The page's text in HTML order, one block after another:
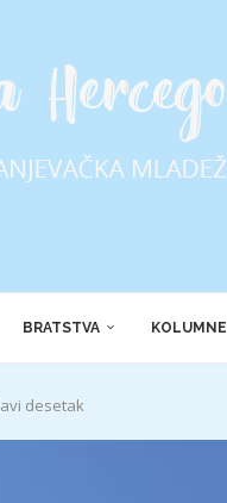
BRATSTVA KOLUMNE
desetak